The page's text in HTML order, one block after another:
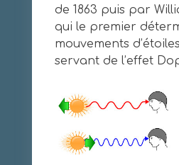
de 1863 puis par
qui le premier
mouvements
servant de l’effet